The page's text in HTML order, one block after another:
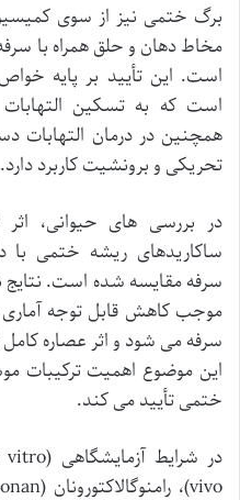
مخاط دهان و حلق همراه با
است. این تأیید بر پایه
است که به تسکین
همچنین در درمان التهابات
تحریکی و برونشیت کاربرد دارد.
در بررسی های حیوانی،
ساکاریدهای ریشه ختمی با
سرفه مقایسه شده است. نتایج
موجب کاهش قابل توجه آماری
سرفه می شود و اثر عصاره
این موضوع اهمیت ترکیبات
ختمی تأیید می کند.